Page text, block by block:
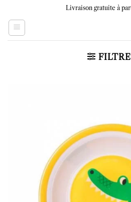
content
Livraison gratuite à